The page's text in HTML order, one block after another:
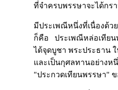
ที่จำครบพรรษาจะได้กร
มีประเพณีหนึ่งที่เนื่องด้ว
ก็คือ ประเพณีหล่อเทีย
ได้จุดบูชา พระประธาน
และเป็นกุศลทานอย่างห
"ประกวดเทียนพรรษา"